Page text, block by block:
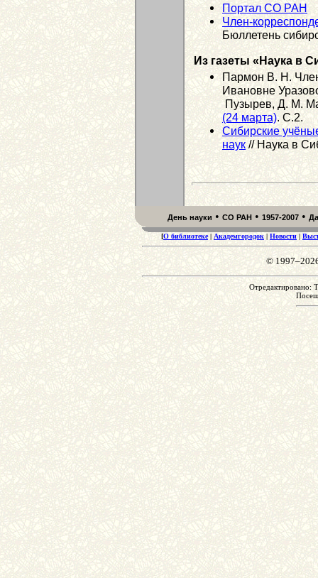
Портал СО РАН
Член-
Бюллетень
Из газеты «Наука в
Пармон В. Н.
Ивановне
Пузырев, Д. М.
(24 марта). С.2.
Сибирские
наук // Наука в
День науки • СО РАН • 1957-2007 •
[О библиотеке| Академгородок | Новости |
©
Отредактировано: